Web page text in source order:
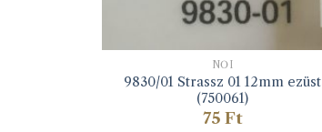
NŐI
9830/01 Strassz 01 12mm ezüst
(750061)
75 Ft